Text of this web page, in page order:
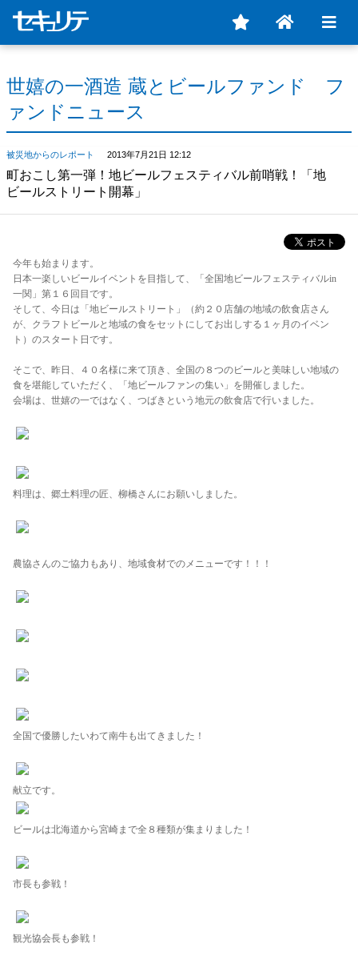
世嬉の一酒造 蔵とビールファンド フ
ァンドニュース
被災地からのレポート 2013年7月21日 12:12
町おこし第一弾！地ビールフェスティバル前哨戦！「地
ビールストリート開幕」
今年も始まります。
日本一楽しいビールイベントを目指して、「全国地ビールフェスティバルin
一関」第１６回目です。
そして、今日は「地ビールストリート」（約２０店舗の地域の飲食店さん
が、クラフトビールと地域の食をセットにしてお出しする１ヶ月のイベン
ト）のスタート日です。
そこで、昨日、４０名様に来て頂き、全国の８つのビールと美味しい地域の
食を堪能していただく、「地ビールファンの集い」を開催しました。
会場は、世嬉の一ではなく、つばきという地元の飲食店で行いました。
料理は、郷土料理の匠、柳橋さんにお願いしました。
農協さんのご協力もあり、地域食材でのメニューです！！！
全国で優勝したいわて南牛も出てきました！
献立です。
ビールは北海道から宮崎まで全８種類が集まりました！
市長も参戦！
観光協会長も参戦！